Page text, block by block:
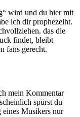
wird und du hier mit
ich dir prophezeiht.
das die
findet, bleibt
fans gerecht.
mein Kommentar
spürst du
eines Musikers nur